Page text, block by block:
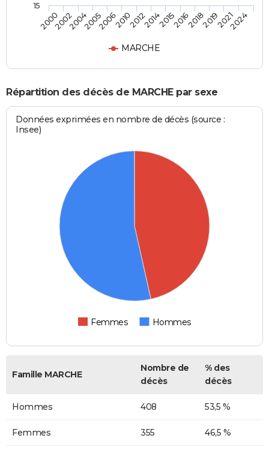
MARCHE
20002002200420052006201020122014201520162018201920212024
15
Répartition des décès de MARCHE par sexe
Données exprimées en nombre de décès (source :
Insee)
Femmes Hommes
Famille MARCHE
Nombre de
décès
% des
décès
Hommes 408 53,5 %
Femmes 355 46,5 %